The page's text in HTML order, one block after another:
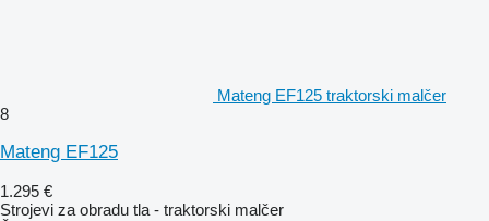
Mateng EF125 traktorski malčer
8
Mateng EF125
1.295 €
Strojevi za obradu tla - traktorski malčer